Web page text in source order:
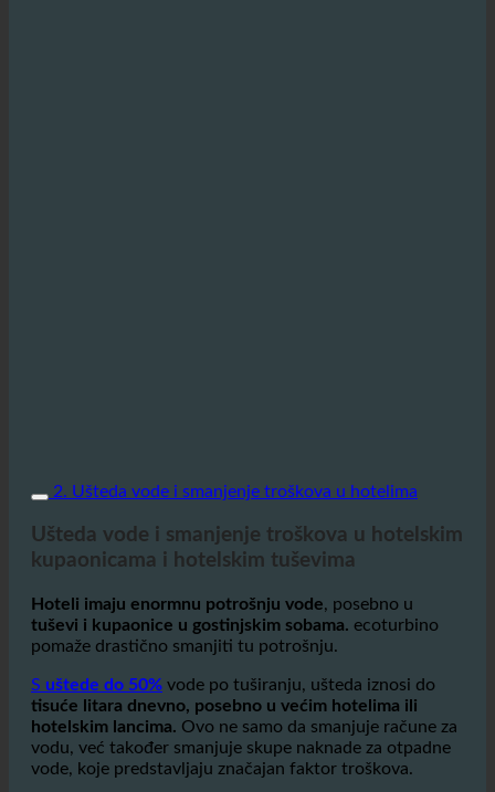
Ušteda vode i smanjenje troškova u hotelskim
Hoteli imaju enormnu potrošnju vode, posebno u
tuševi i kupaonice u gostinjskim sobama.
Suštede do 50%vode po tuširanju, ušteda iznosi do
tisuće litara dnevno, posebno u većim hotelima ili
hotelskim lancima.Ovo ne samo da smanjuje račune za
vodu, već također smanjuje skupe naknade za otpadne